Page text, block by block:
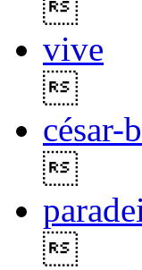
vive
césar-